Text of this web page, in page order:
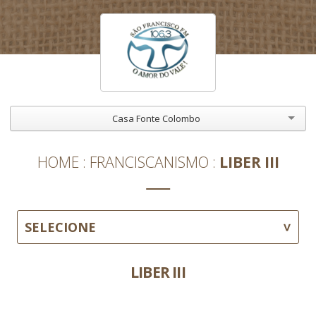
Casa Fonte Colombo
HOME FRANCISCANISMO LIBER III
SELECIONE
LIBER III